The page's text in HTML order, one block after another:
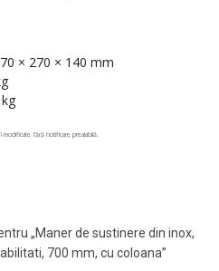
× 270 × 140 mm
fără notificare prealabilă.
„Maner de sustinere din inox,
700 mm, cu coloana”